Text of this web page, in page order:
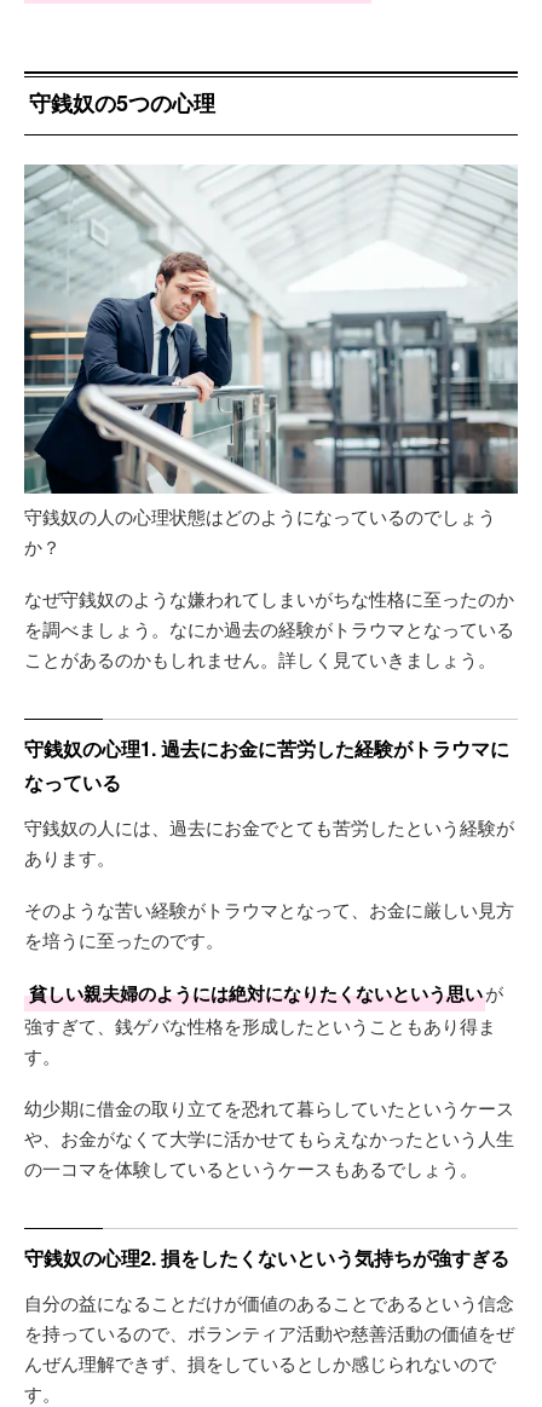
守銭奴の5つの心理
守銭奴の人の心理状態はどのようになっているのでしょう
か？
なぜ守銭奴のような嫌われてしまいがちな性格に至ったのか
を調べましょう。なにか過去の経験がトラウマとなっている
ことがあるのかもしれません。詳しく見ていきましょう。
守銭奴の心理1. 過去にお金に苦労した経験がトラウマに
なっている
守銭奴の人には、過去にお金でとても苦労したという経験が
あります。
そのような苦い経験がトラウマとなって、お金に厳しい見方
を培うに至ったのです。
貧しい親夫婦のようには絶対になりたくないという思いが
強すぎて、銭ゲバな性格を形成したということもあり得ま
す。
幼少期に借金の取り立てを恐れて暮らしていたというケース
や、お金がなくて大学に活かせてもらえなかったという人生
の一コマを体験しているというケースもあるでしょう。
守銭奴の心理2. 損をしたくないという気持ちが強すぎる
自分の益になることだけが価値のあることであるという信念
を持っているので、ボランティア活動や慈善活動の価値をぜ
んぜん理解できず、損をしているとしか感じられないので
す。